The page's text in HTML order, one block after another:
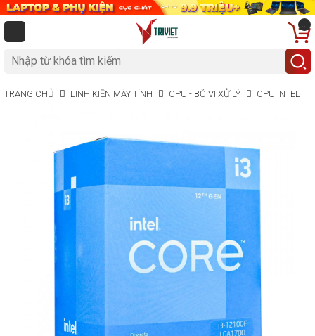
...
TRANG CHỦ LINH KIỆN MÁY TÍNH CPU - BỘ VI XỬ LÝ CPU INTEL